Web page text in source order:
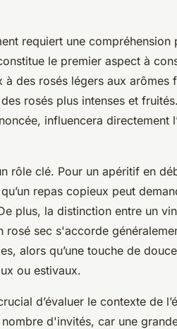
requiert une compréhension
le premier aspect à
à des rosés légers aux arômes
rosés plus intenses et
influencera directement
rôle clé. Pour un apéritif en
repas copieux peut
plus, la distinction entre un
rosé sec s'accorde
alors qu’une touche de
ou estivaux.
d’évaluer le contexte de
d'invités, car une